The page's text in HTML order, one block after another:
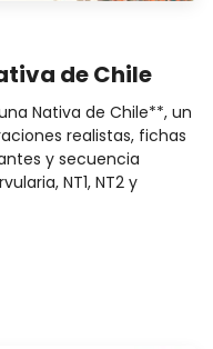
de Chile
Nativa de Chile**, un
realistas, fichas
y secuencia
NT1, NT2 y